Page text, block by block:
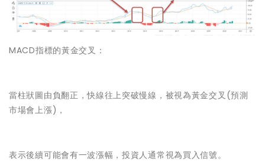
MACD指標的黃金交叉：
當柱狀圖由負翻正，快線往上突破慢線，被視為黃金交叉(預測
市場會上漲)，
表示後續可能會有一波漲幅，投資人通常視為買入信號。